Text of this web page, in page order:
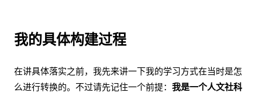
我的具体构建过程
在讲具体落实之前，我先来讲一下我的学习方式在当时是怎
么进行转换的。不过请先记住一个前提： 我是一个人文社科